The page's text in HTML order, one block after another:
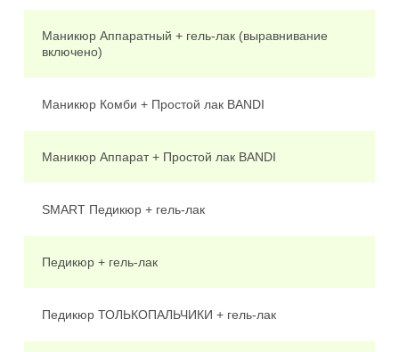
Маникюр Аппаратный + гель-лак (выравнивание
включено)
Маникюр Комби + Простой лак BANDI
Маникюр Аппарат + Простой лак BANDI
SMART Педикюр + гель-лак
Педикюр + гель-лак
Педикюр ТОЛЬКОПАЛЬЧИКИ + гель-лак